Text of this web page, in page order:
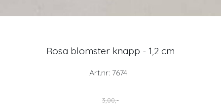
Rosa blomster knapp - 1,2 cm
Art.nr: 7674
3,00,-